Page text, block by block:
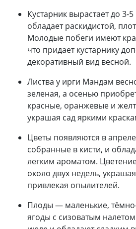
Кустарник вырастает до 3-
обладает раскидистой,
Молодые побеги имеют
что придает кустарнику
декоративный вид весной.
Листва у ирги Мандам
зеленая, а осенью
красные, оранжевые и
украшая сад яркими
Цветы появляются в
собранные в кисти, и
легким ароматом.
около двух недель,
привлекая опылителей.
Плоды — маленькие,
ягоды с сизоватым